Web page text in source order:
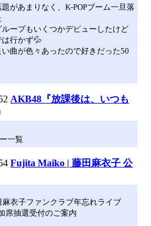
があまりなく、K-POPブーム一旦落
ープもいくつかデビューしたけど
は行かず💦
曲が色々あったので好きだった50
AKB48『放課後は、いつも
一覧
Fujita Maiko | 藤田麻衣子 公
麻衣子ファンクラブ年忘れライブ
席抽選受付のご案内